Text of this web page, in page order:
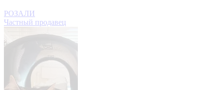
РОЗАЛИ
Частный продавец